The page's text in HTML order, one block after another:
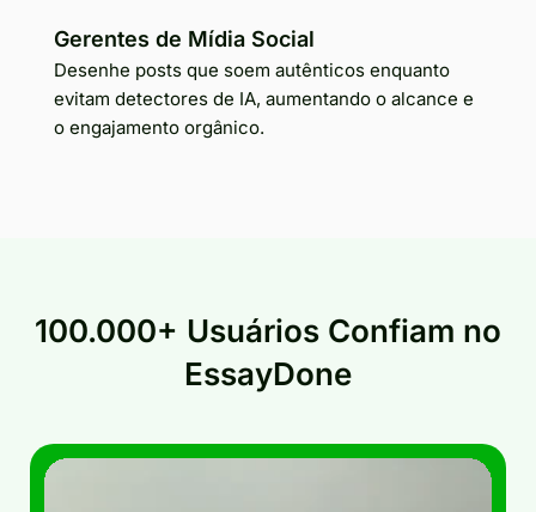
Gerentes de Mídia Social
Desenhe posts que soem autênticos enquanto
evitam detectores de IA, aumentando o alcance e
o engajamento orgânico.
100.000+ Usuários Confiam no
EssayDone